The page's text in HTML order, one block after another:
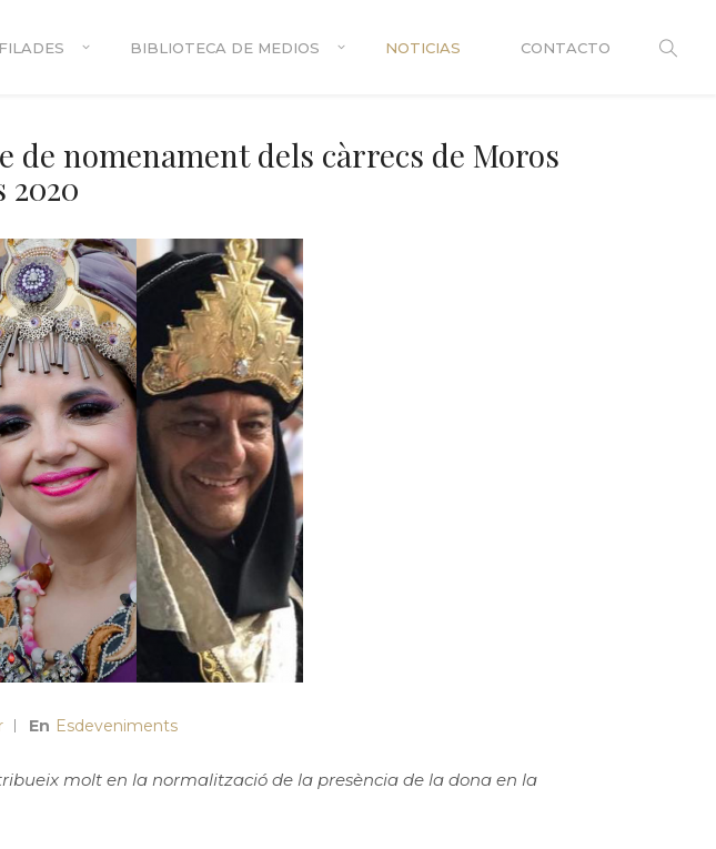
FILADES BIBLIOTECA DE MEDIOS NOTICIAS CONTACTO
de nomenament dels càrrecs de Moros
En Esdeveniments
molt en la normalització de la presència de la dona en la